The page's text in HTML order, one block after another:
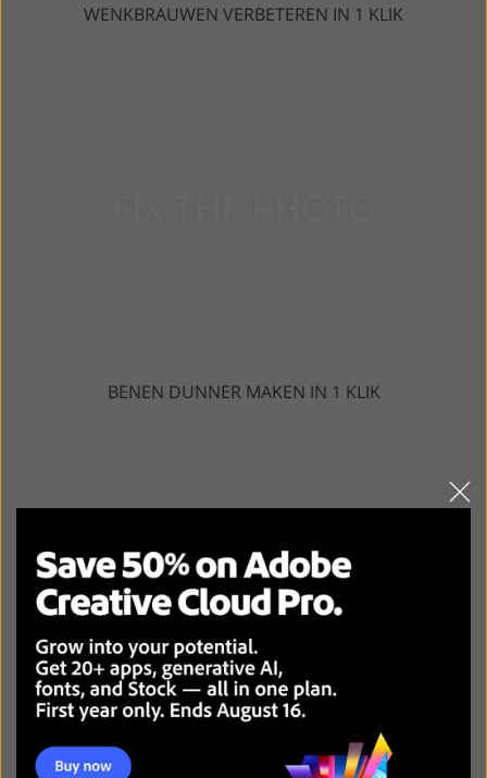
WENKBRAUWEN VERBETEREN IN 1 KLIK
BENEN DUNNER MAKEN IN 1 KLIK
MAAKT OGEN GROTER IN 1 KLIK